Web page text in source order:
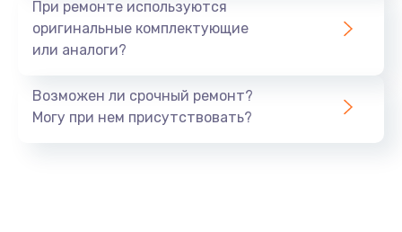
При ремонте используются
оригинальные комплектующие
или аналоги?
Возможен ли срочный ремонт?
Могу при нем присутствовать?